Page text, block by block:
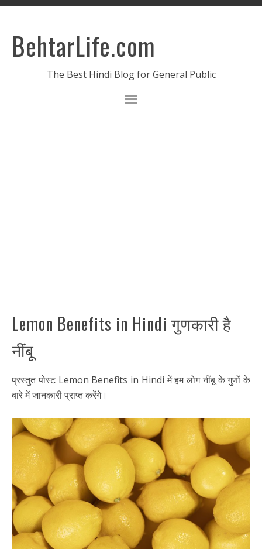
BehtarLife.com
The Best Hindi Blog for General Public
Lemon Benefits in Hindi गुणकारी है
नींबू
प्रस्तुत पोस्ट Lemon Benefits in Hindi में हम लोग नींबू के गुणों के
बारे में जानकारी प्राप्त करेंगे।